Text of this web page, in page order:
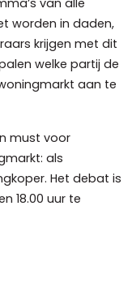
van alle
worden in daden,
krijgen met dit
welke partij de
aan te
must voor
als
Het debat is
18.00 uur te